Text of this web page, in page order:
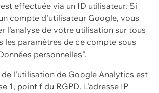
effectuée via un ID utilisateur. Si
compte d'utilisateur Google, vous
l'analyse de votre utilisation sur tous
les paramètres de ce compte sous
personnelles".
de l'utilisation de Google Analytics est
1, point f du RGPD. L'adresse IP